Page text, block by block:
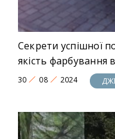
Секрети успішної
якість фарбування
30 08 2024